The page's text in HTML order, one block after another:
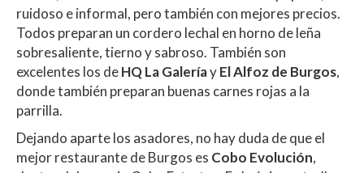
ruidoso e informal, pero también con mejores precios.
Todos preparan un cordero lechal en horno de leña
sobresaliente, tierno y sabroso. También son
excelentes los deHQ La GaleríayEl Alfoz de Burgos,
donde también preparan buenas carnes rojas a la
parrilla.
Dejando aparte los asadores, no hay duda de que el
mejor restaurante de Burgos es Cobo Evolución,